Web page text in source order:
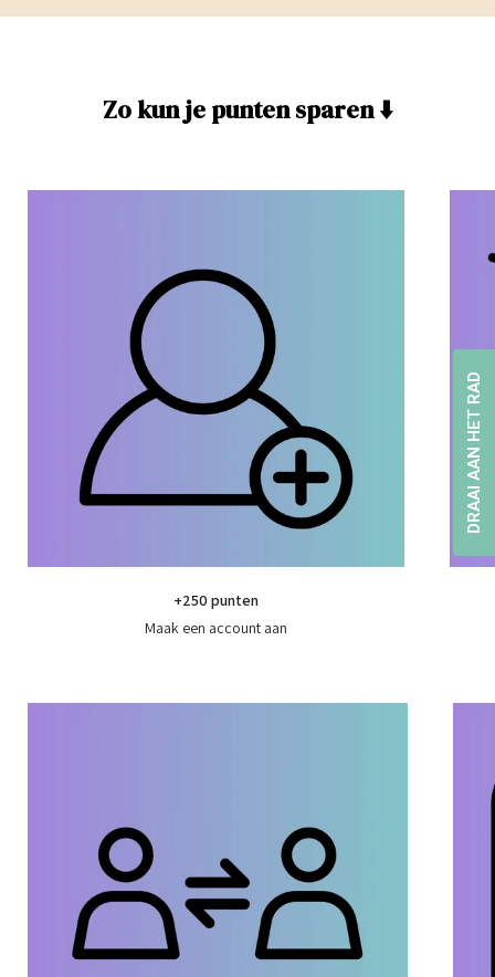
Zo kun je punten sparen ⬇️
+250 punten
Maak een account aan
DRAAI AAN HET RAD